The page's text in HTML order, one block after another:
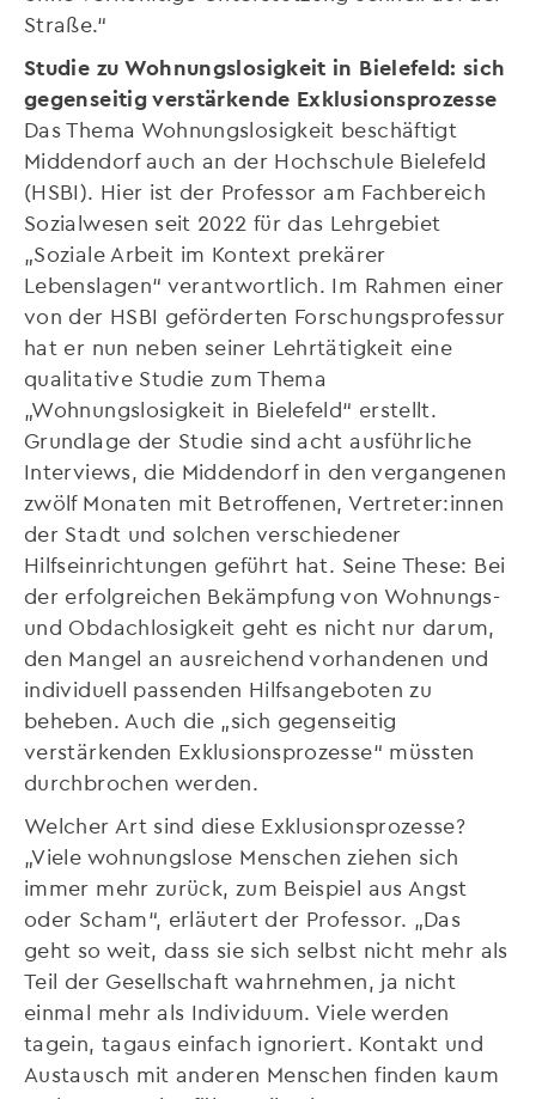
Straße.“
Studie zu Wohnungslosigkeit in Bielefeld: sich
gegenseitig verstärkende Exklusionsprozesse
Das Thema Wohnungslosigkeit beschäftigt
Middendorf auch an der Hochschule Bielefeld
(HSBI). Hier ist der Professor am Fachbereich
Sozialwesen seit 2022 für das Lehrgebiet
„Soziale Arbeit im Kontext prekärer
Lebenslagen“ verantwortlich. Im Rahmen einer
von der HSBI geförderten Forschungsprofessur
hat er nun neben seiner Lehrtätigkeit eine
qualitative Studie zum Thema
„Wohnungslosigkeit in Bielefeld“ erstellt.
Grundlage der Studie sind acht ausführliche
Interviews, die Middendorf in den vergangenen
zwölf Monaten mit Betroffenen, Vertreter:innen
der Stadt und solchen verschiedener
Hilfseinrichtungen geführt hat. Seine These: Bei
der erfolgreichen Bekämpfung von Wohnungs-
und Obdachlosigkeit geht es nicht nur darum,
den Mangel an ausreichend vorhandenen und
individuell passenden Hilfsangeboten zu
beheben. Auch die „sich gegenseitig
verstärkenden Exklusionsprozesse“ müssten
durchbrochen werden.
Welcher Art sind diese Exklusionsprozesse?
„Viele wohnungslose Menschen ziehen sich
immer mehr zurück, zum Beispiel aus Angst
oder Scham“, erläutert der Professor. „Das
geht so weit, dass sie sich selbst nicht mehr als
Teil der Gesellschaft wahrnehmen, ja nicht
einmal mehr als Individuum. Viele werden
tagein, tagaus einfach ignoriert. Kontakt und
Austausch mit anderen Menschen finden kaum